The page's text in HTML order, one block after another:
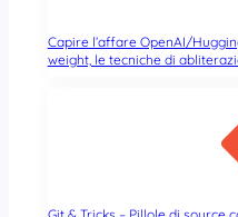
Capire l’affare OpenAI/
weight, le tecniche di